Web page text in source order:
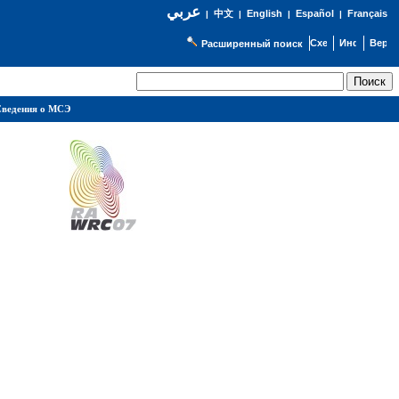
عربي| 中文| English | Español | Français
Расширенный поиск
о МСЭ